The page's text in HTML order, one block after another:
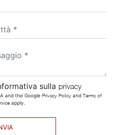
sulla privacy
and the Google Privacy Policyand Terms of
apply.